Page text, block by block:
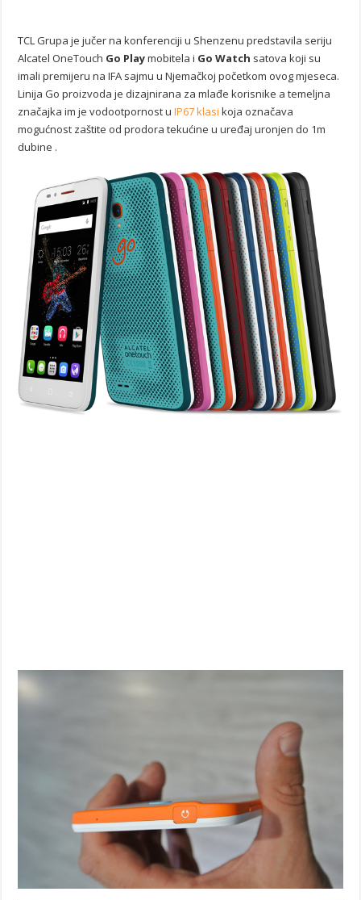
TCL Grupa je jučer na konferenciji u Shenzenu predstavila seriju
Alcatel OneTouch Go Playmobitela i Go Watch satova koji su
imali premijeru na IFA sajmu u Njemačkoj početkom ovog mjeseca.
Linija Go proizvoda je dizajnirana za mlađe korisnike a temeljna
značajka im je vodootpornost uIP67 klasi koja označava
mogućnost zaštite od prodora tekućine u uređaj uronjen do 1m
dubine .